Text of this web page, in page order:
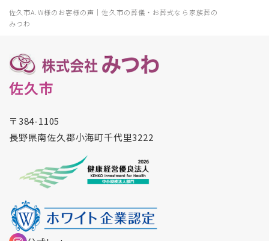
佐久市A.W様のお客様の声｜佐久市の葬儀・お葬式なら家族葬の
みつわ
佐久市
〒384-1105
長野県南佐久郡小海町千代里3222